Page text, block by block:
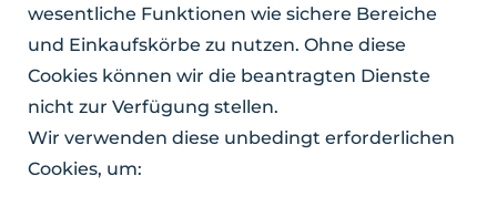
wesentliche Funktionen wie sichere Bereiche
und Einkaufskörbe zu nutzen. Ohne diese
Cookies können wir die beantragten Dienste
nicht zur Verfügung stellen.
Wir verwenden diese unbedingt erforderlichen
Cookies, um: